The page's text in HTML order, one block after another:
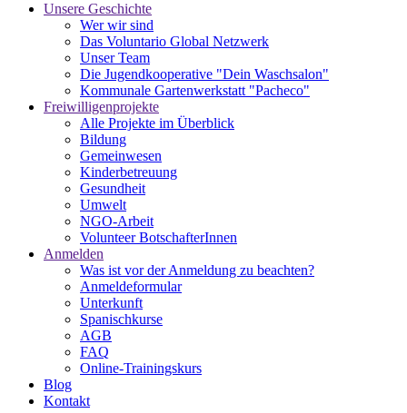
Unsere Geschichte
Wer wir sind
Das Voluntario Global Netzwerk
Unser Team
Die Jugendkooperative "Dein Waschsalon"
Kommunale Gartenwerkstatt "Pacheco"
Freiwilligenprojekte
Alle Projekte im Überblick
Bildung
Gemeinwesen
Kinderbetreuung
Gesundheit
Umwelt
NGO-Arbeit
Volunteer BotschafterInnen
Anmelden
Was ist vor der Anmeldung zu beachten?
Anmeldeformular
Unterkunft
Spanischkurse
AGB
FAQ
Online-Trainingskurs
Blog
Kontakt